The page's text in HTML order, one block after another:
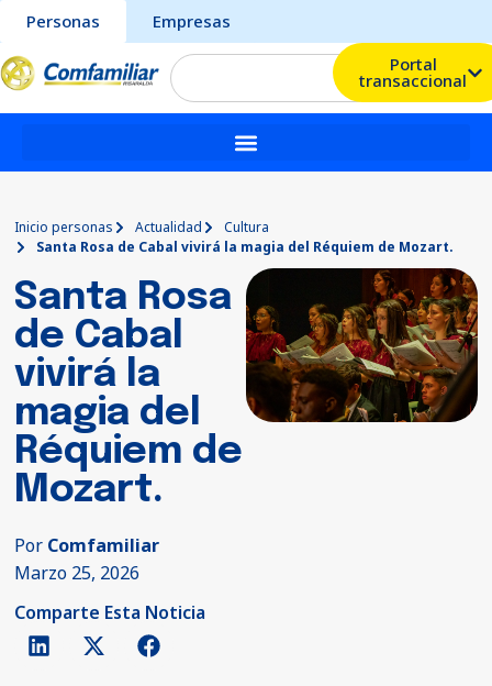
Personas
Empresas
Portal
transaccional
Inicio personas Actualidad
Cultura
Santa Rosa de Cabal vivirá la magia del Réquiem de Mozart.
Santa Rosa
de Cabal
vivirá la
magia del
Réquiem de
Mozart.
Por Comfamiliar
Marzo 25, 2026
Comparte Esta Noticia